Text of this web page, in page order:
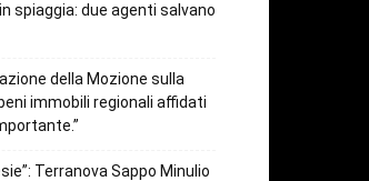
spiaggia: due agenti salvano
della Mozione sulla
immobili regionali affidati
Terranova Sappo Minulio